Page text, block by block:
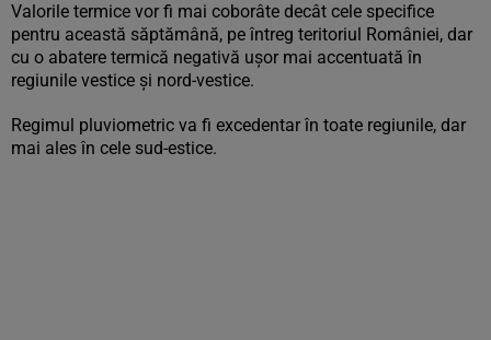
Valorile termice vor fi mai coborâte decât cele specifice
pentru această săptămână, pe întreg teritoriul României, dar
cu o abatere termică negativă ușor mai accentuată în
regiunile vestice și nord-vestice.
Regimul pluviometric va fi excedentar în toate regiunile, dar
mai ales în cele sud-estice.